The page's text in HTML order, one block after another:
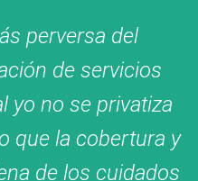
perversa del
de servicios
yo no se privatiza
que la cobertura y
de los cuidados